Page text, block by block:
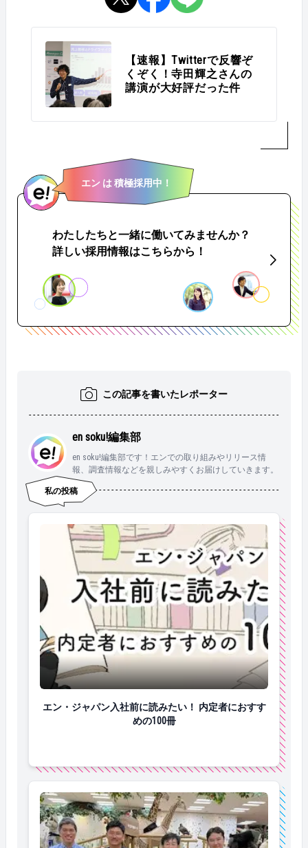
【速報】Twitterで反響ぞ
くぞく！寺田輝之さんの
講演が大好評だった件
エン は 積極採用中！
わたしたちと一緒に働いてみませんか？
詳しい採用情報はこちらから！
この記事を書いたレポーター
en soku!編集部
en soku!編集部です！エンでの取り組みやリリース情
報、調査情報などを親しみやすくお届けしていきます。
私の投稿
エン・ジャパン入社前に読みたい！ 内定者におすす
エン・ジャパン入社前に読みたい！ 内定者におすす
めの100冊